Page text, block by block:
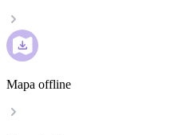
Mapa offline